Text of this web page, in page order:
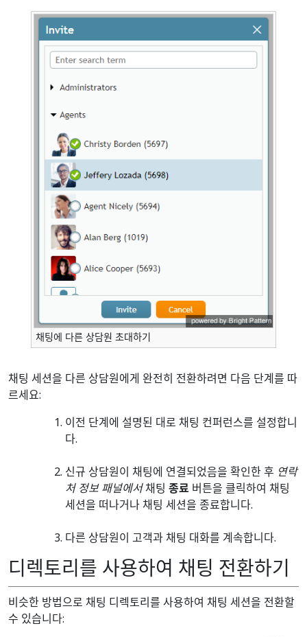
채팅에 다른 상담원 초대하기
채팅 세션을 다른 상담원에게 완전히 전환하려면 다음 단계를 따
르세요:
이전 단계에 설명된 대로 채팅 컨퍼런스를 설정합니
다.
신규 상담원이 채팅에 연결되었음을 확인한 후 연락
처 정보 패널에서채팅종료 버튼을 클릭하여 채팅
세션을 떠나거나 채팅 세션을 종료합니다.
다른 상담원이 고객과 채팅 대화를 계속합니다.
디렉토리를 사용하여 채팅 전환하기
비슷한 방법으로 채팅 디렉토리를 사용하여 채팅 세션을 전환할
수 있습니다: